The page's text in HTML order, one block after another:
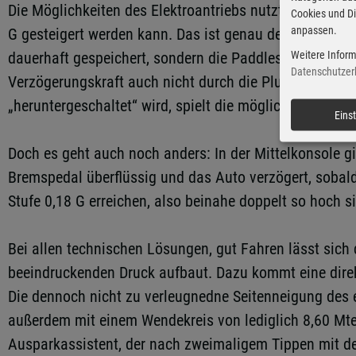
Die Möglichkeiten des Elektroantriebs nutzt Honda
G gesteigert werden kann. Das ist genau der
dauerhaft gespeichert, sondern die Paddles sind als
Verzögerungskraft auch nicht durch die Plus-,
„heruntergeschaltet“ wird, spielt die möglicherweise
Doch es geht auch noch anders: In der Mittelkonsole
Bremspedal überflüssig und das Auto verzögert,
Stufe 0,18 G erreichen, also beinahe doppelt so hoch
Bei allen technischen Lösungen, gut Fahren lässt
beeindruckenden Druck aufbaut. Dazu kommt eine
Die dennoch nicht zu verleugnedne Seitenneigung
außerdem mit einem Wendekreis von lediglich 8,60
Ausparkassistent, der nach zweimaligem Tippen mit
Cookies und
anpassen.
Weitere